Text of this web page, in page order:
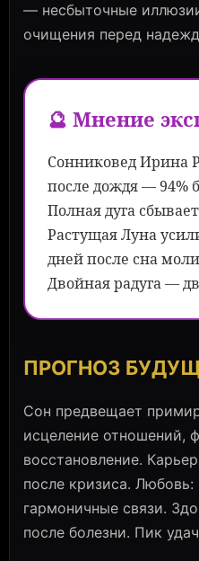
— несбыточные
очищения перед
🔮 Мнение
Сонниковед Ирина
после дождя — 94%
Полная дуга
Растущая Луна
дней после сна
Двойная радуга —
ПРОГНОЗ
Сон предвещает
исцеление отношений,
восстановление.
после кризиса.
гармоничные связи.
после болезни. Пик